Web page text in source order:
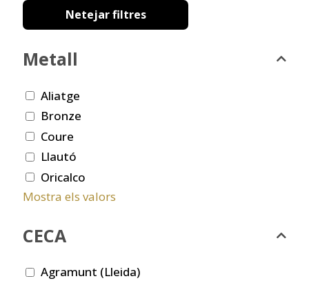
Netejar filtres
Metall
Aliatge
Bronze
Coure
Llautó
Oricalco
Mostra els valors
CECA
Agramunt (Lleida)